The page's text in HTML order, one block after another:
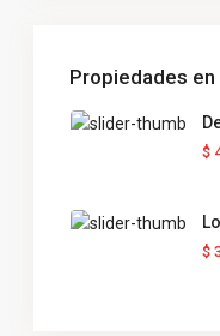
Propiedades
$
$